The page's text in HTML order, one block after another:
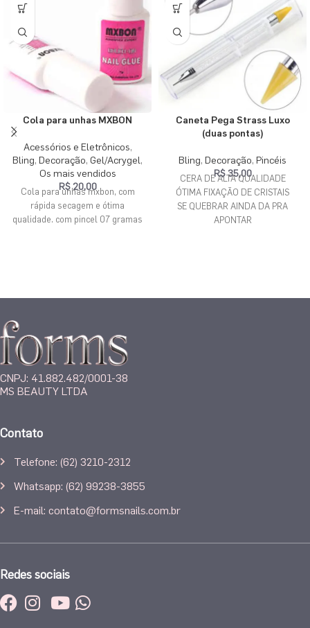
Cola para unhas MXBON
Acessórios e Eletrônicos,
Bling, Decoração, Gel/Acrygel,
Os mais vendidos
R$20,00
Cola para unhas mxbon, com
rápida secagem e ótima
qualidade. com pincel 07 gramas
Caneta Pega Strass Luxo
(duas pontas)
Bling, Decoração, Pincéis
R$35,00
CERA DE ALTA QUALIDADE
ÓTIMA FIXAÇÃO DE CRISTAIS
SE QUEBRAR AINDA DA PRA
APONTAR
CNPJ: 41.882.482/0001-38
MS BEAUTY LTDA
Contato
Telefone: (62) 3210-2312
Whatsapp: (62) 99238-3855
E-mail: contato@formsnails.com.br
Redes sociais